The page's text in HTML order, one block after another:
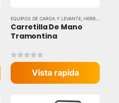
,HERRAMIENTAS Y EQUIPOS
EQUIPOS DE CARGA Y LEVANTE HERRAMIENTAS MANUALES
Carretilla De Mano
Tramontina
0out of 5
Vista rapida